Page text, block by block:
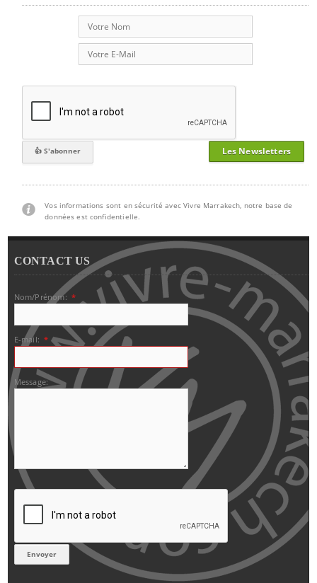
Les Newsletters
Vos informations sont en sécurité avec Vivre Marrakech, notre base de
données est confidentielle.
CONTACT US
Nom/Prénom: *
E-mail: *
Message: